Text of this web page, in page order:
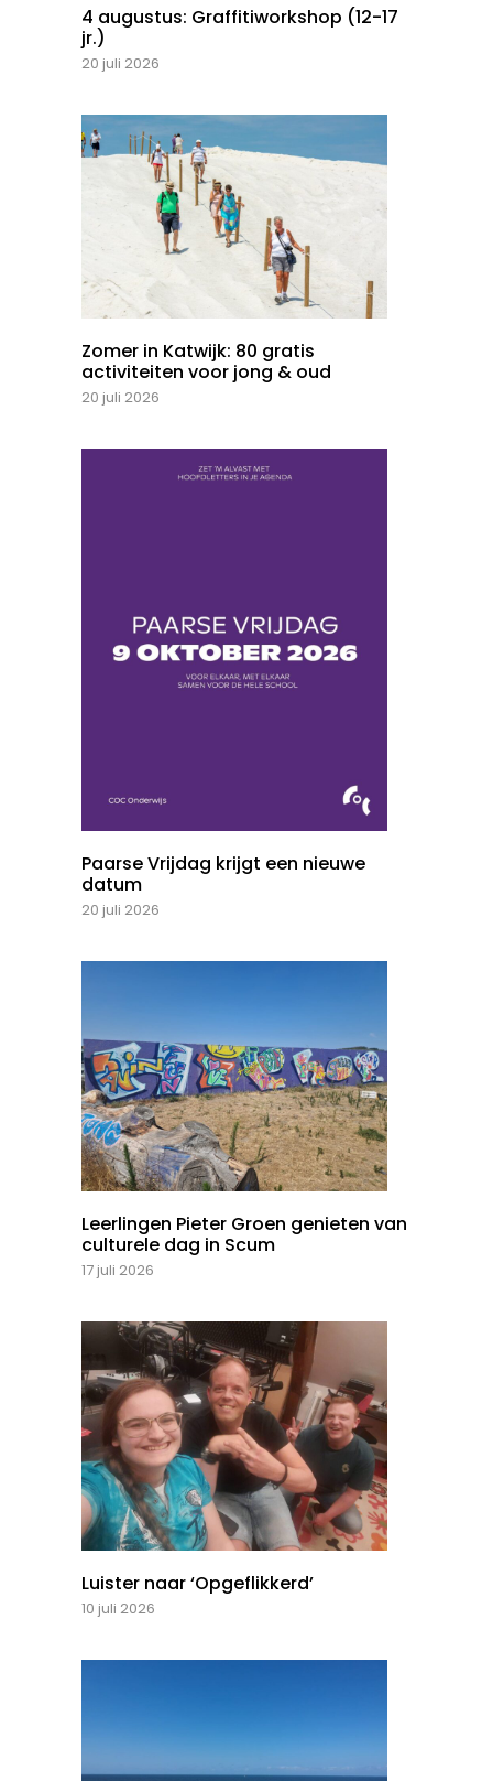
4 augustus: Graffitiworkshop (12-17
jr.)
20 juli 2026
Zomer in Katwijk: 80 gratis
activiteiten voor jong & oud
20 juli 2026
Paarse Vrijdag krijgt een nieuwe
datum
20 juli 2026
Leerlingen Pieter Groen genieten van
culturele dag in Scum
17 juli 2026
Luister naar ‘Opgeflikkerd’
10 juli 2026